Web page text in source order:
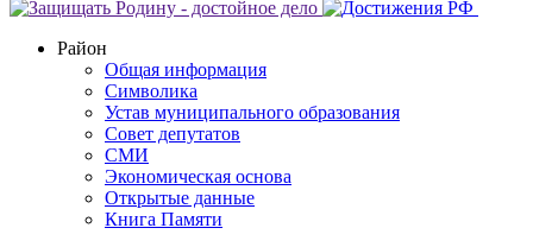
Район
Общая информация
Символика
Устав муниципального образования
Совет депутатов
СМИ
Экономическая основа
Открытые данные
Книга Памяти